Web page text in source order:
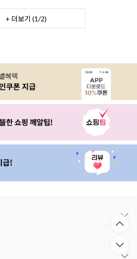
+ 더보기 (1/2)